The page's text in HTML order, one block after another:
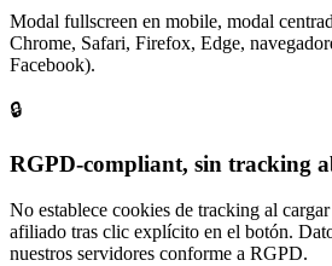
Modal fullscreen en mobile, modal
Chrome, Safari, Firefox, Edge,
Facebook).
🔒
RGPD-compliant, sin tracking
No establece cookies de tracking al
afiliado tras clic explícito en el botón.
nuestros servidores conforme a RGPD.